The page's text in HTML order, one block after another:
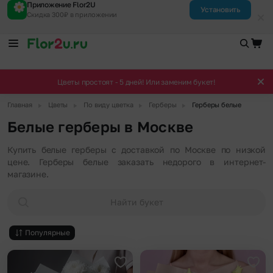
Приложение Flor2U
Скидка 300₽ в приложении
Установить
Цветы простоят - 5 дней! Или заменим букет!
Главная Цветы По виду цветка Герберы Герберы белые
Белые герберы в Москве
Купить белые герберы с доставкой по Москве по низкой
цене. Герберы белые заказать недорого в интернет-
магазине.
Найти букет
Популярные